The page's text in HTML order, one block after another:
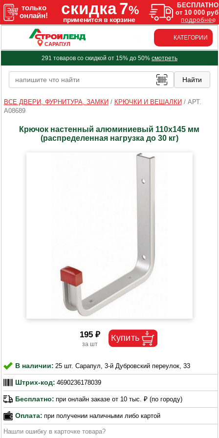
САРАПУЛ
КАТЕГОРИИ
291 товаров со скидкой от 15% до 50% смотреть
ВСЕ ДВЕРИ, ФУРНИТУРА, ЗАМКИ / КРЮЧКИ И ВЕШАЛКИ / АРТ.
A08689
Крючок настенный алюминиевый 110х145 мм
(распределенная нагрузка до 30 кг)
195 ₽
В наличии: 25 шт. Сарапул, 3-й Дубровский переулок, 33
Штрих-код: 4690236178039
Бесплатно: при онлайн заказе от 10 тыс. ₽ (по городу)
Оплата: при получении наличными либо картой
Нашли ошибку в карточке товара?